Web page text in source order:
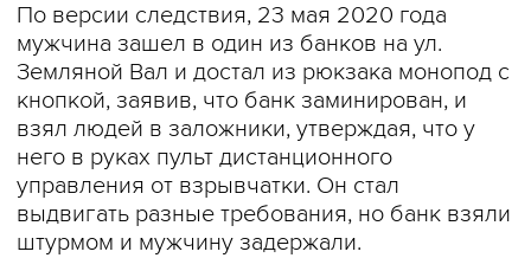
По версии следствия, 23 мая 2020 года
мужчина зашел в один из банков на ул.
Земляной Вал и достал из рюкзака монопод с
кнопкой, заявив, что банк заминирован, и
взял людей в заложники, утверждая, что у
него в руках пульт дистанционного
управления от взрывчатки. Он стал
выдвигать разные требования, но банк взяли
штурмом и мужчину задержали.